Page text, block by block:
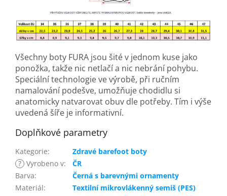
Všechny boty FURA jsou šité v jednom kuse jako
ponožka, takže nic netlačí a nic nebrání pohybu.
Speciální technologie ve výrobě, při ručním
namalování podešve, umožňuje chodidlu si
anatomicky natvarovat obuv dle potřeby. Tím i výše
uvedená šíře je informativní.
Doplňkové parametry
Kategorie:
Zdravé barefoot boty
? Vyrobeno v:
ČR
Barva:
Černá s barevnými ornamenty
Materiál:
Textilní mikrovlákenný semiš (PES)